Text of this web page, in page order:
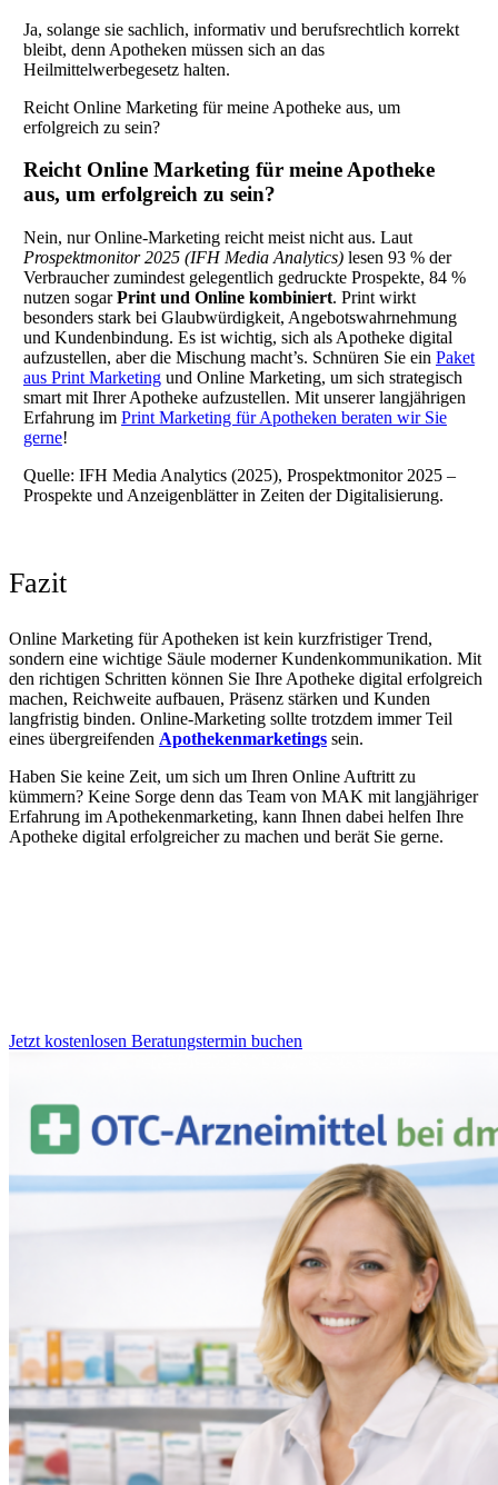
Ja, solange sie sachlich, informativ und berufsrechtlich korrekt
bleibt, denn Apotheken müssen sich an das
Heilmittelwerbegesetz halten.
Reicht Online Marketing für meine Apotheke aus, um
erfolgreich zu sein?
Reicht Online Marketing für meine Apotheke
aus, um erfolgreich zu sein?
Nein, nur Online-Marketing reicht meist nicht aus. Laut
Prospektmonitor 2025 (IFH Media Analytics)lesen 93 % der
Verbraucher zumindest gelegentlich gedruckte Prospekte, 84 %
nutzen sogarPrint und Online kombiniert. Print wirkt
besonders stark bei Glaubwürdigkeit, Angebotswahrnehmung
und Kundenbindung. Es ist wichtig, sich als Apotheke digital
aufzustellen, aber die Mischung macht’s. Schnüren Sie ein Paket
aus Print Marketingund Online Marketing, um sich strategisch
smart mit Ihrer Apotheke aufzustellen. Mit unserer langjährigen
Erfahrung im Print Marketing für Apotheken beraten wir Sie
gerne!
Quelle: IFH Media Analytics (2025), Prospektmonitor 2025 –
Prospekte und Anzeigenblätter in Zeiten der Digitalisierung.
Fazit
Online Marketing für Apotheken ist kein kurzfristiger Trend,
sondern eine wichtige Säule moderner Kundenkommunikation. Mit
den richtigen Schritten können Sie Ihre Apotheke digital erfolgreich
machen, Reichweite aufbauen, Präsenz stärken und Kunden
langfristig binden. Online-Marketing sollte trotzdem immer Teil
eines übergreifenden Apothekenmarketings sein.
Haben Sie keine Zeit, um sich um Ihren Online Auftritt zu
kümmern? Keine Sorge denn das Team von MAK mit langjähriger
Erfahrung im Apothekenmarketing, kann Ihnen dabei helfen Ihre
Apotheke digital erfolgreicher zu machen und berät Sie gerne.
Jetzt kostenlosen Beratungstermin buchen